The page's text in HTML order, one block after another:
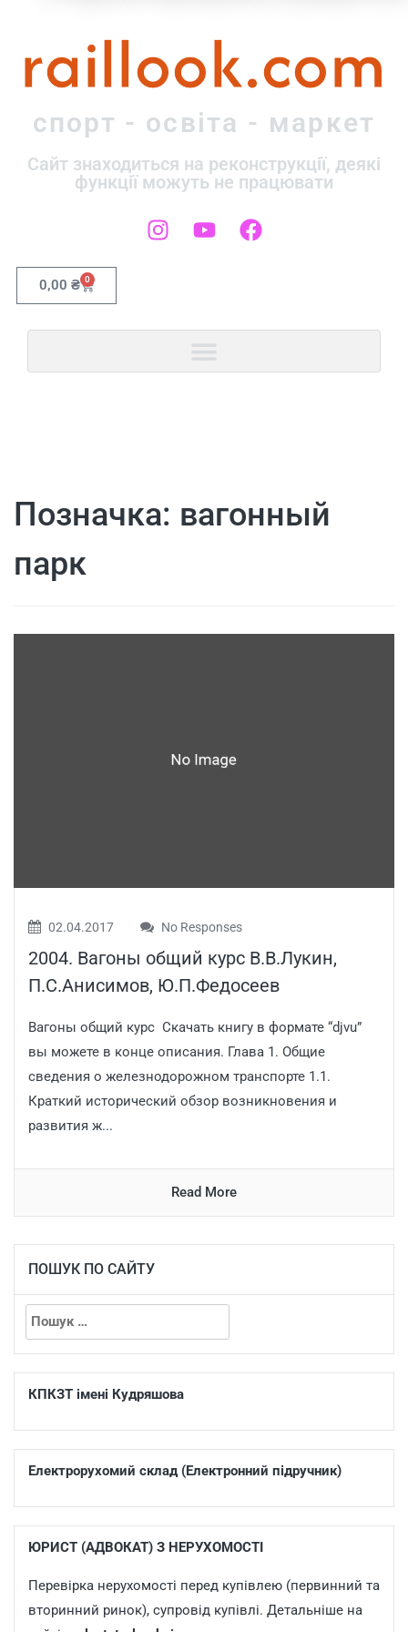
raillook.com
спорт - освіта - маркет
Сайт знаходиться на реконструкції, деякі
функції можуть не працювати
0,00 ₴ 0
Позначка: вагонный
парк
02.04.2017 No Responses
2004. Вагоны общий курс В.В.Лукин,
П.С.Анисимов, Ю.П.Федосеев
Вагоны общий курс Скачать книгу в формате “djvu”
вы можете в конце описания. Глава 1. Общие
сведения о железнодорожном транспорте 1.1.
Краткий исторический обзор возникновения и
развития ж...
Read More
ПОШУК ПО САЙТУ
КПКЗТ імені Кудряшова
Електрорухомий склад (Електронний підручник)
ЮРИСТ (АДВОКАТ) З НЕРУХОМОСТІ
Перевірка нерухомості перед купівлею (первинний та
вторинний ринок), супровід купівлі. Детальніше на